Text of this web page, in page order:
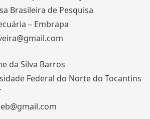
Brasileira de Pesquisa
– Embrapa
da Silva Barros
Federal do Norte do Tocantins